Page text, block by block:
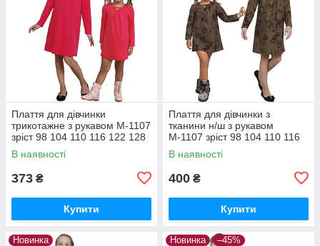
Плаття для дівчинки
трикотажне з рукавом М-1107
зріст 98 104 110 116 122 128
134 і 140 червоне
В наявності
373 ₴
Купити
Плаття для дівчинки з
тканини н/ш з рукавом
М-1107 зріст 98 104 110 116
122 128 134 і 140 коричневе
В наявності
400 ₴
Купити
Новинка Новинка –45%